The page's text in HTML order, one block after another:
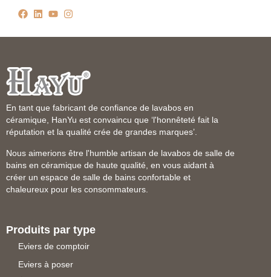
En tant que fabricant de confiance de lavabos en
céramique, HanYu est convaincu que ‘l'honnêteté fait la
réputation et la qualité crée de grandes marques’.
Nous aimerions être l'humble artisan de lavabos de salle de
bains en céramique de haute qualité, en vous aidant à
créer un espace de salle de bains confortable et
chaleureux pour les consommateurs.
Produits par type
Eviers de comptoir
Eviers à poser